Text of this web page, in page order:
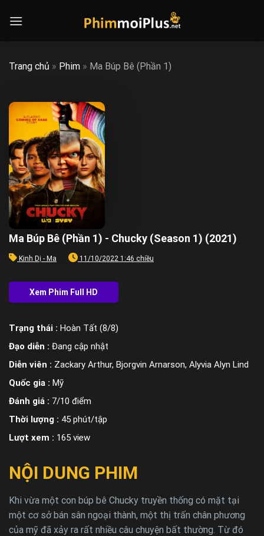
Trang chủ » Phim » Ma Búp Bê (Phần 1)
Ma Búp Bê (Phần 1) - Chucky (Season 1) (2021)
Kinh Dị - Ma 11/10/2022 1:46 chiều
Trạng thái : Hoàn Tất (8/8)
Đạo diễn : Đang cập nhật
Diễn viên : Zackary Arthur, Bjorgvin Arnarson, Alyvia Alyn Lind
Quốc gia : Mỹ
Đánh giá : 7/10 điểm
Thời lượng : 45 phút/tập
Lượt xem : 165 view
NỘI DUNG PHIM
Khi vừa một con búp bê Chucky truyền thống có mặt tại
một cơ sở bán sân ngoại thành, một thị trấn chân phương
của mỹ đã xảy ra rất nhiều câu chuyện bất thường. Từ đó